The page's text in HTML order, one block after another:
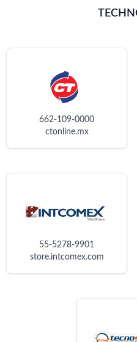
662-109-0000
ctonline.mx
55-5278-9901
store.intcomex.com